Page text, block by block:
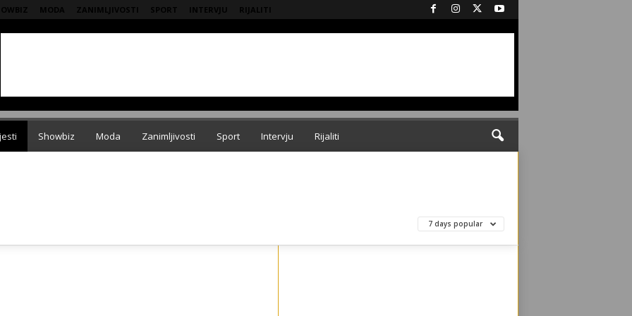
MODA ZANIMLJIVOSTI SPORT INTERVJU RIJALITI
Showbiz Moda Zanimljivosti Sport Intervju Rijaliti
7 days popular